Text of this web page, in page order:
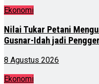
Ekonomi
Nilai Tukar Petani
Gusnar-Idah jadi
8 Agustus 2026
Ekonomi